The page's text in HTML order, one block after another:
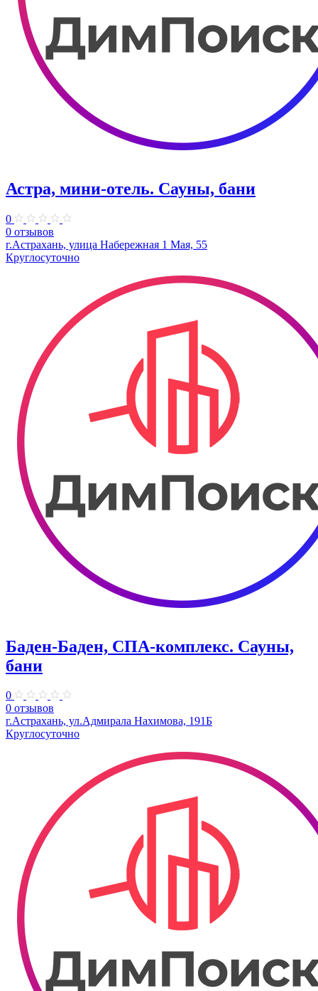
Астра, мини-отель. Сауны, бани
0
0 отзывов
г.Астрахань, улица Набережная 1 Мая, 55
Круглосуточно
Баден-Баден, СПА-комплекс. Сауны,
бани
0
0 отзывов
г.Астрахань, ул.Адмирала Нахимова, 191Б
Круглосуточно